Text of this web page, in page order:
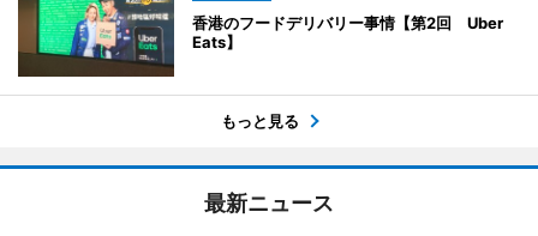
香港のフードデリバリー事情【第2回 Uber
Eats】
もっと見る
最新ニュース